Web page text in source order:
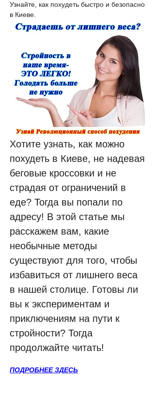
Узнайте, как похудеть быстро и безопасно
в Киеве.
Хотите узнать, как можно
похудеть в Киеве, не надевая
беговые кроссовки и не
страдая от ограничений в
еде? Тогда вы попали по
адресу! В этой статье мы
расскажем вам, какие
необычные методы
существуют для того, чтобы
избавиться от лишнего веса
в нашей столице. Готовы ли
вы к экспериментам и
приключениям на пути к
стройности? Тогда
продолжайте читать!
ПОДРОБНЕЕ ЗДЕСЬ